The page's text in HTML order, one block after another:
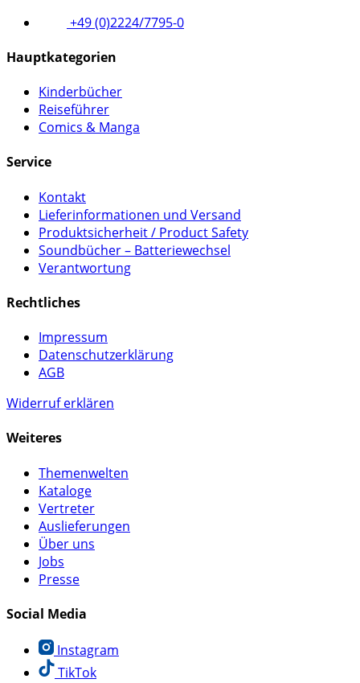
+49 (0)2224/7795-0
Hauptkategorien
Kinderbücher
Reiseführer
Comics & Manga
Service
Kontakt
Lieferinformationen und Versand
Produktsicherheit / Product Safety
Soundbücher – Batteriewechsel
Verantwortung
Rechtliches
Impressum
Datenschutzerklärung
AGB
Widerruf erklären
Weiteres
Themenwelten
Kataloge
Vertreter
Auslieferungen
Über uns
Jobs
Presse
Social Media
Instagram
TikTok